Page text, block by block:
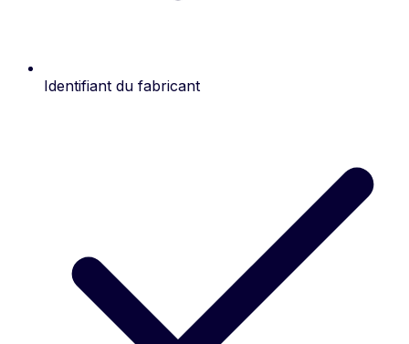
Identifiant du fabricant